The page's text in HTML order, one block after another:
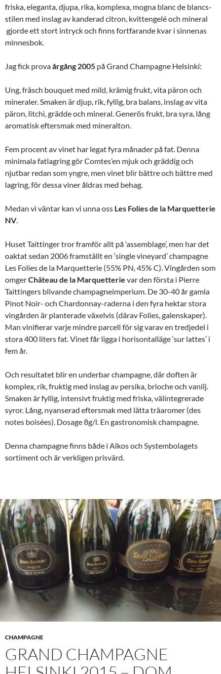
friska, eleganta, djupa, rika, komplexa, mogna blanc de blancs-
stilen med inslag av kanderad citron, kvittengelé och mineral
gjorde ett stort intryck och finns fortfarande kvar i sinnenas
minnesbok.
Jag fick provaårgång 2005 på Grand Champagne Helsinki:
Ung, fräsch bouquet med mild, krämig frukt, vita päron och
mineraler. Smaken är djup, rik, fyllig, bra balans, inslag av vita
päron, litchi, grädde och mineral. Generös frukt, bra syra, lång
aromatisk eftersmak med mineralton.
Fem procent av vinet har legat fyra månader på fat. Denna
minimala fatlagring gör Comtes’en mjuk och gräddig och
njutbar redan som yngre, men vinet blir bättre och bättre med
lagring, för dessa viner åldras med behag.
Medan vi väntar kan vi unna oss Les Foliesde la Marquetterie
NV.
Huset Taittinger tror framför allt på ‘assemblage’, men har det
oaktat sedan 2006 framställt en ‘single vineyard’ champagne
Les Folies de la Marquetterie (55% PN, 45% C). Vingården som
omgerChâteau de la Marquetterie var den första i Pierre
Taittingers blivande champagneimperium. De 30-40 år gamla
Pinot Noir- och Chardonnay-raderna i den fyra hektar stora
vingården är planterade växelvis (därav Folies, galenskaper).
Man vinifierar varje mindre parcell för sig varav en tredjedel i
stora 400 liters fat. Vinet får ligga i horisontalläge ‘sur lattes’ i
fem år.
Och resultatet blir en underbar champagne, där doften är
komplex, rik, fruktig med inslag av persika, brioche och vanilj.
Smaken är fyllig, intensivt fruktig med friska, välintegrerade
syror. Lång, nyanserad eftersmak med lätta träaromer (des
notes boisées). Dosage 8g/l. En gastronomisk champagne.
Denna champagne finns både i Alkos och Systembolagets
sortiment och är verkligen prisvärd.
CHAMPAGNE
GRAND CHAMPAGNE